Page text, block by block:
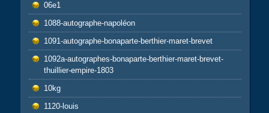
06e1
1088-autographe-napoléon
1091-autographe-bonaparte-berthier-maret-brevet
1092a-autographes-bonaparte-berthier-maret-brevet-
thuillier-empire-1803
10kg
1120-louis